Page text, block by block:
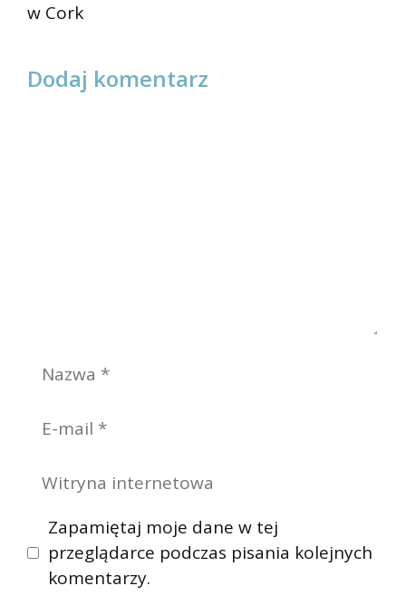
w Cork
Dodaj komentarz
Nazwa
Witryna
internetowa
Zapamiętaj moje dane w tej
przeglądarce podczas pisania kolejnych
komentarzy.